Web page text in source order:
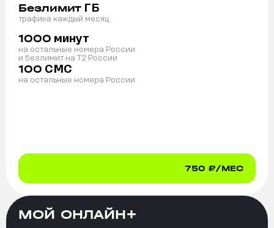
Безлимит ГБ
трафика каждый месяц
1000 минут
на остальные номера России
и безлимит на T2 России
100 СМС
на остальные номера России
750 ₽/МЕС
МОЙ ОНЛАЙН+